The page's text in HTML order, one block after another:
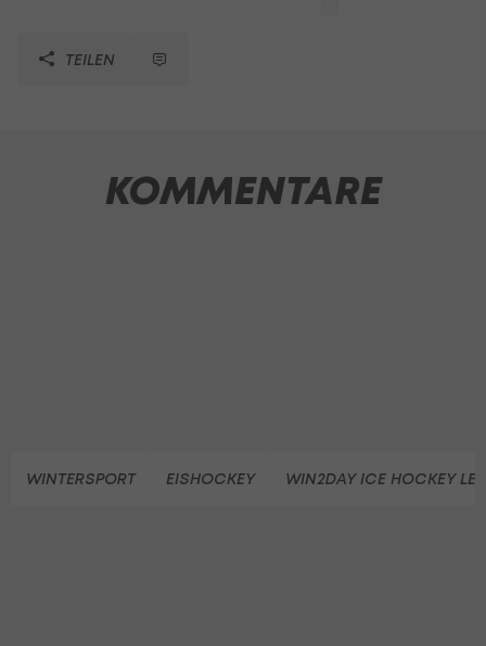
TEILEN
KOMMENTARE
WINTERSPORT EISHOCKEY WIN2DAY ICE HOCKEY